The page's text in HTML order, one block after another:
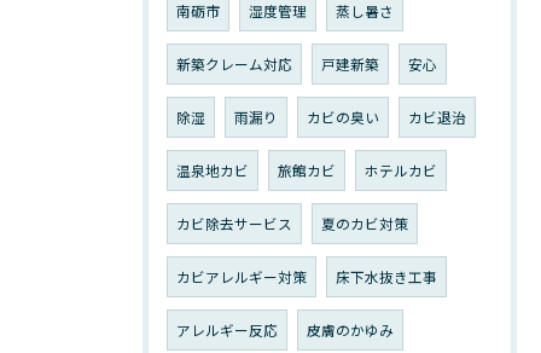
南砺市 湿度管理 蒸し暑さ
新築クレーム対応 戸建新築 安心
除湿 雨漏り カビの臭い カビ退治
温泉地カビ 旅館カビ ホテルカビ
カビ除去サービス 夏のカビ対策
カビアレルギー対策 床下水抜き工事
アレルギー反応 皮膚のかゆみ